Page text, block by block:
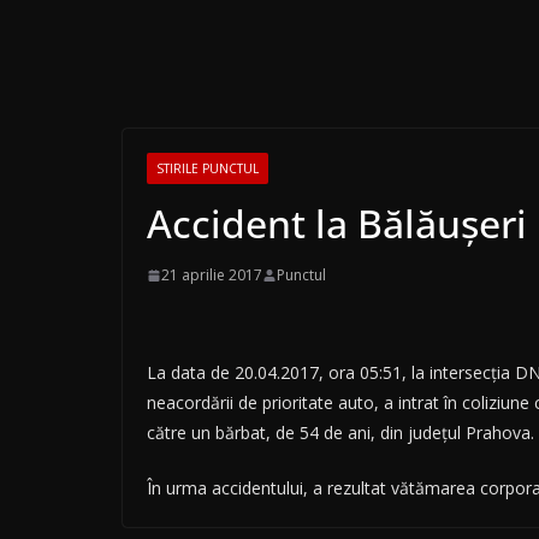
STIRILE PUNCTUL
Accident la Bălăuşeri
21 aprilie 2017 Punctul
La data de 20.04.2017, ora 05:51, la intersecţia
neacordării de prioritate auto, a intrat în
către un bărbat, de 54 de ani, din judeţul Prahova.
În urma accidentului, a rezultat vătămarea